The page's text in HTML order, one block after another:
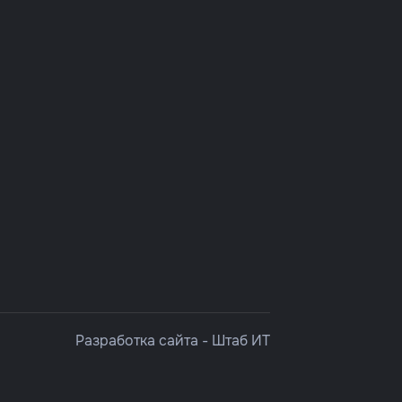
Разработка сайта - Штаб ИТ